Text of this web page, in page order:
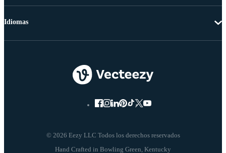
© 2026 Eezy LLC Todos los derechos reservados
Idiomas